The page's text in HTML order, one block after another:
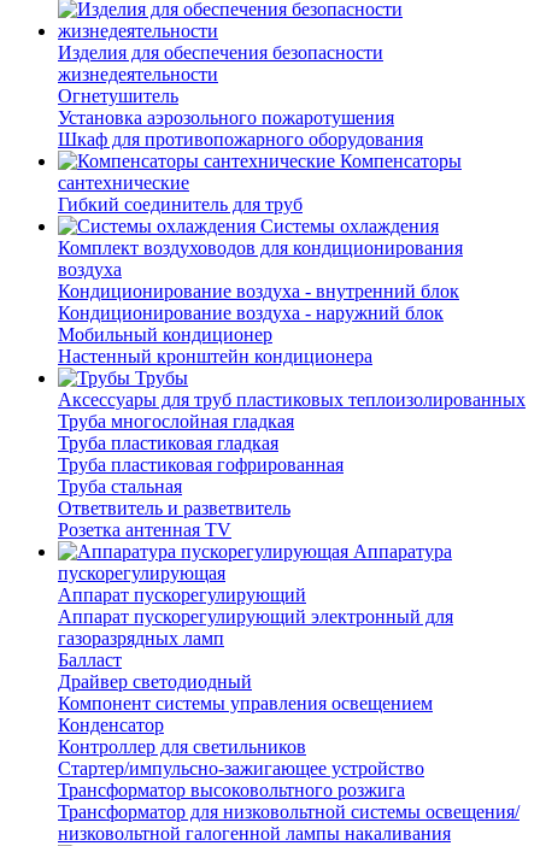
Изделия для обеспечения безопасности
жизнедеятельности
Огнетушитель
Установка аэрозольного пожаротушения
Шкаф для противопожарного оборудования
Компенсаторы
сантехнические
Гибкий соединитель для труб
Системы охлаждения
Комплект воздуховодов для кондиционирования
воздуха
Кондиционирование воздуха - внутренний блок
Кондиционирование воздуха - наружний блок
Мобильный кондиционер
Настенный кронштейн кондиционера
Трубы
Аксессуары для труб пластиковых теплоизолированных
Труба многослойная гладкая
Труба пластиковая гладкая
Труба пластиковая гофрированная
Труба стальная
Ответвитель и разветвитель
Розетка антенная TV
Аппаратура
пускорегулирующая
Аппарат пускорегулирующий
Аппарат пускорегулирующий электронный для
газоразрядных ламп
Балласт
Драйвер светодиодный
Компонент системы управления освещением
Конденсатор
Контроллер для светильников
Стартер/импульсно-зажигающее устройство
Трансформатор высоковольтного розжига
Трансформатор для низковольтной системы освещения/
низковольтной галогенной лампы накаливания